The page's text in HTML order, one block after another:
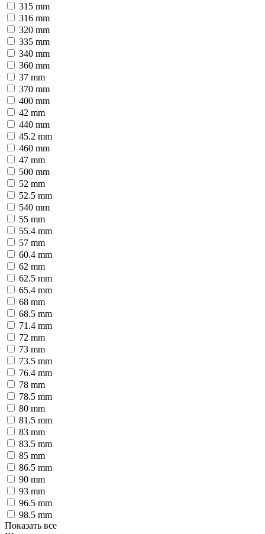
315 mm
316 mm
320 mm
335 mm
340 mm
360 mm
37 mm
370 mm
400 mm
42 mm
440 mm
45.2 mm
460 mm
47 mm
500 mm
52 mm
52.5 mm
540 mm
55 mm
55.4 mm
57 mm
60.4 mm
62 mm
62.5 mm
65.4 mm
68 mm
68.5 mm
71.4 mm
72 mm
73 mm
73.5 mm
76.4 mm
78 mm
78.5 mm
80 mm
81.5 mm
83 mm
83.5 mm
85 mm
86.5 mm
90 mm
93 mm
96.5 mm
98.5 mm
Показать все